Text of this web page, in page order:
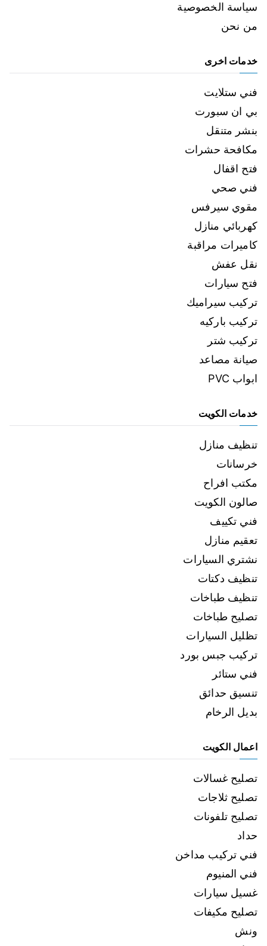
سياسة الخصوصية
من نحن
خدمات اخرى
فني ستلايت
بي ان سبورت
بنشر متنقل
مكافحة حشرات
فتح اقفال
فني صحي
مقوي سيرفس
كهربائي منازل
كاميرات مراقبة
نقل عفش
فتح سيارات
تركيب سيراميك
تركيب باركيه
تركيب شتر
صيانة مصاعد
ابواب PVC
خدمات الكويت
تنظيف منازل
خرسانات
مكتب افراح
صالون الكويت
فني تكييف
تعقيم منازل
نشتري السيارات
تنظيف دكتات
تنظيف طباخات
تصليح طباخات
تظليل السيارات
تركيب جبس بورد
فني ستائر
تنسيق حدائق
بديل الرخام
اعمال الكويت
تصليح غسالات
تصليح ثلاجات
تصليح تلفونات
حداد
فني تركيب مداخن
فني المنيوم
غسيل سيارات
تصليح مكيفات
ونش